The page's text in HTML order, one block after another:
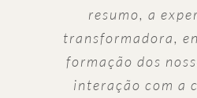
resumo, a
transformadora,
formação dos
interação com a